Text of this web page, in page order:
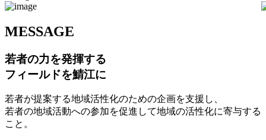
MESSAGE
若者の力を発揮する
フィールドを鯖江に
若者が提案する地域活性化のための企画を支援し、
若者の地域活動への参加を促進して地域の活性化に寄与する
こと。